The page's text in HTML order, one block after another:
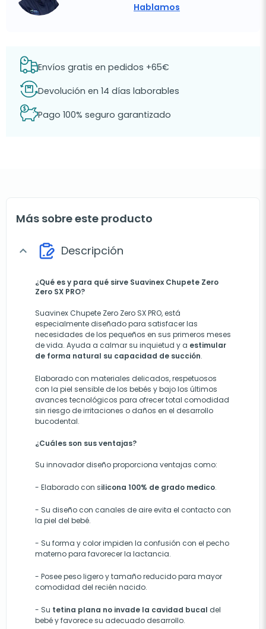
Hablamos
Envíos gratis en pedidos +65€
Devolución en 14 días laborables
Pago 100% seguro garantizado
Más sobre este producto
expand_more Descripción
¿Qué es y para qué sirve Suavinex Chupete Zero
Zero SX PRO?
Suavinex Chupete Zero Zero SX PRO, está
especialmente diseñado para satisfacer las
necesidades de los pequeños en sus primeros meses
de vida. Ayuda a calmar su inquietud y a estimular
de forma natural su capacidad de succión.
Elaborado con materiales delicados, respetuosos
con la piel sensible de los bebés y bajo los últimos
avances tecnológicos para ofrecer total comodidad
sin riesgo de irritaciones o daños en el desarrollo
bucodental.
¿Cuáles son sus ventajas?
Su innovador diseño proporciona ventajas como:
- Elaborado con silicona 100% de grado medico.
- Su diseño con canales de aire evita el contacto con
la piel del bebé.
- Su forma y color impiden la confusión con el pecho
materno para favorecer la lactancia.
- Posee peso ligero y tamaño reducido para mayor
comodidad del recién nacido.
- Su tetina plana no invade la cavidad bucal del
bebé y favorece su adecuado desarrollo.